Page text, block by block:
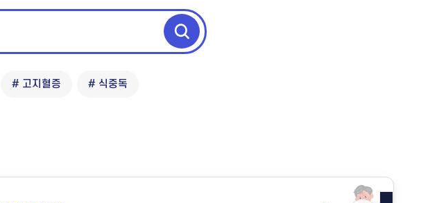
# 고지혈증 # 식중독